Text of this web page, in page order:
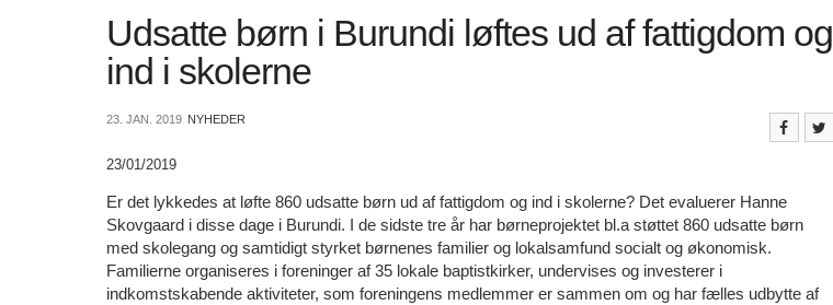
Velkomstgudstjeneste
Udsatte børn i Burundi løftes ud af fattigdom og
ind i skolerne
23. JAN. 2019 NYHEDER
23/01/2019
Er det lykkedes at løfte 860 udsatte børn ud af fattigdom og ind i skolerne? Det evaluerer Hanne
Skovgaard i disse dage i Burundi. I de sidste tre år har børneprojektet bl.a støttet 860 udsatte børn
med skolegang og samtidigt styrket børnenes familier og lokalsamfund socialt og økonomisk.
Familierne organiseres i foreninger af 35 lokale baptistkirker, undervises og investerer i
indkomstskabende aktiviteter, som foreningens medlemmer er sammen om og har fælles udbytte af